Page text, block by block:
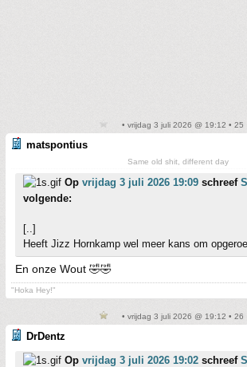
• vrijdag 3 juli 2026 @ 19:12 • 25
matspontius
Same old shit, different day
Op vrijdag 3 juli 2026 19:09 schreef
volgende:
[..]
Heeft Jizz Hornkamp wel meer kans om
En onze Wout 🤣🤣
"Hoka Hey!"
• vrijdag 3 juli 2026 @ 19:12 • 26
DrDentz
Op vrijdag 3 juli 2026 19:02 schreef